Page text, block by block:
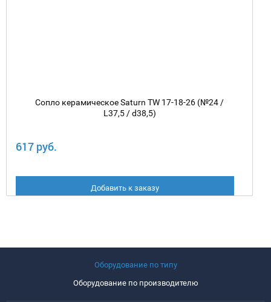
Сопло керамическое Saturn TW 17-18-26 (№24 /
L37,5 / d38,5)
617 руб.
Добавить к заказу
Оборудование по типу
Оборудование по производителю